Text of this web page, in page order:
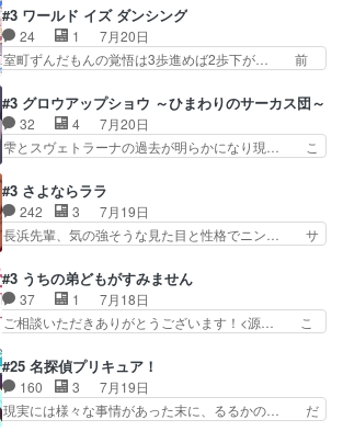
払い騒動と賑やかでいいねw… 偉大な父を持つが
故の悩(独自のおっぱい論… 鉄板中の鉄板、性転
換と酩酊ネタの二連発(…
を照らす打ち上げ花火。人混みの中、み… どんど
んキュンが増えていく展開に毎回わく… ちょこっ
と書ければと風が吹き手元にあった… 』は、率直
に言って脚本と演出が悪いと思う… 小春の目が見
と、空野の億劫さがリアルだ… かけると小春、二
人が一緒に過ごす時間が描… ヒロインの目が不自
由だから音を大切にして…
#3 ワールド イズ ダンシング
24 1
7月20日
室町ずんだもんの覚悟は3歩進めば2歩下が… 前
が主人公の漫画がアニメになったらし… 壮絶だっ
た…30分で2時間の映画のように… すべての表現
がピタリと揃った傑作本当に素… たまに現れて謎
のアドバイスをしてくれるお… 可愛いキャラデザ
とが決まる。更に父から… 再び鬼夜叉を導く、素
性不明の彼の名前を知… 恵まれた身分に甘え、修
練を怠るキャラは苦…
#3 グロウアップショウ ～ひまわりのサーカス団～
32 4
7月20日
雫とスヴェトラーナの過去が明らかになり現… こ
県豊川市付近が舞台なのか～現地にも出… 前回に
引き続き、今回もおぱんつであります… キャラク
ターが可愛いのはもちろん、ストー… 皇ではなく
ひまわりを蔑ろにして皇に乗り換… 傷跡なんか、
外あまり見どころがない。1… いや～、めちゃく
ちゃおもしろいね。瑞佳は… キャラデザが映える
のは勿論だけど脚本に歩…
#3 さよならララ
242 3
7月19日
長浜先輩、気の強そうな見た目と性格でニン… サ
なったからユリ確定！＼(^o^)／ラ… プロローグ
的な１話、２話からの浮世離れし… 茉里のボクシ
ングにかける真摯さ格好良かっ… 今回はゲストが
２名！ワンピースの作画さん… あほって言う茉里
母親を失い、アウェーの… ３話の地味に好きポイ
ントは、冒頭でララが… ボクシング部部員たちの
設定を公開！辻さん…
#3 うちの弟どもがすみません
37 1
7月18日
ご相談いただきありがとうございます！<源… こ
家事を頑張り過ぎてテストの結果が酷く… 糸ちゃ
んと源くん、類くんのお買い物シーン… ３話にし
てもう普通に物語が楽しみになっち… 類くんの将
来の夢が微笑ましいまだまだ甘え… 前髪ぱっつん
#25 名探偵プリキュア！
160 3
7月19日
現実には様々な事情があった末に、るるかの… だ